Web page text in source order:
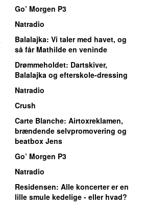
Go’ Morgen P3
Natradio
Balalajka: Vi taler med havet, og
så får Mathilde en veninde
Drømmeholdet: Dartskiver,
Balalajka og efterskole-dressing
Natradio
Crush
Carte Blanche: Airtoxreklamen,
brændende selvpromovering og
beatbox Jens
Go’ Morgen P3
Natradio
Residensen: Alle koncerter er en
lille smule kedelige - eller hvad?